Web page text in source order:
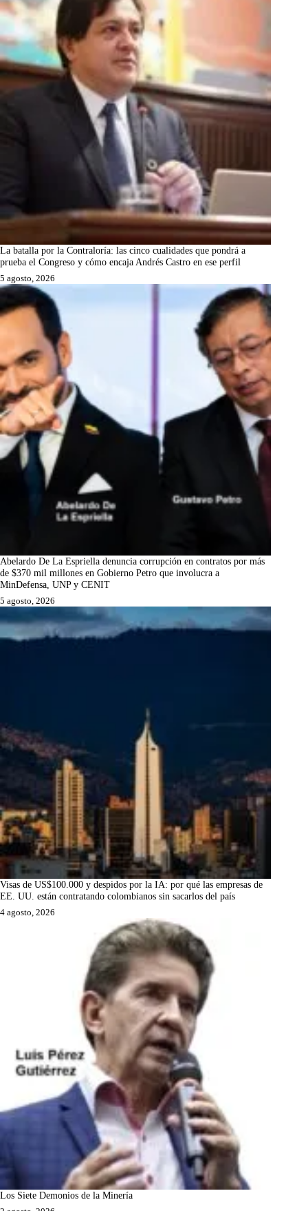
La batalla por la Contraloría: las cinco cualidades que pondrá a
prueba el Congreso y cómo encaja Andrés Castro en ese perfil
5 agosto, 2026
Abelardo De La Espriella denuncia corrupción en contratos por más
de $370 mil millones en Gobierno Petro que involucra a
MinDefensa, UNP y CENIT
5 agosto, 2026
Visas de US$100.000 y despidos por la IA: por qué las empresas de
EE. UU. están contratando colombianos sin sacarlos del país
4 agosto, 2026
Los Siete Demonios de la Minería